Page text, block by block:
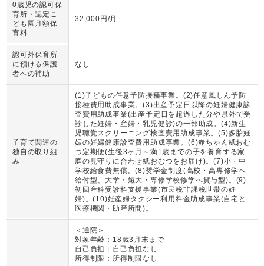
0歳児の認可保
育所・認定こ
ども園月額保
育料
32,000円/月
認可外保育所
に預ける保護
者への補助
なし
子育て関連の
独自の取り組
み
(1)子どもの任意予防接種事業。(2)任意風しん予防
接種費用助成事業。(3)出産予定日以降の妊婦健康診
査費用助成事業(出産予定日を超過した分や県外で受
診した妊婦・産婦・乳児健診)の一部助成。(4)新生
児聴覚スクリーニング検査費用助成事業。(5)多胎妊
娠の妊婦健康診査費用助成事業。(6)赤ちゃん紙おむ
つ定期便(生後3ヶ月～満1歳までの子を養育する家
庭の見守りに合わせ紙おむつをお届け)。(7)小・中
学校給食費無償。(8)奨学金制度(高校・高専修学へ
給付型、大学・短大・専修学校修学へ貸与型)。(9)
初回産科受診料支援事業(市民税非課税世帯の妊
婦)。(10)妊産婦タクシー利用料金助成事業(自宅と
医療機関・助産所間)。
＜通院＞
対象年齢： 18歳3月末まで
自己負担： 自己負担なし
所得制限： 所得制限なし